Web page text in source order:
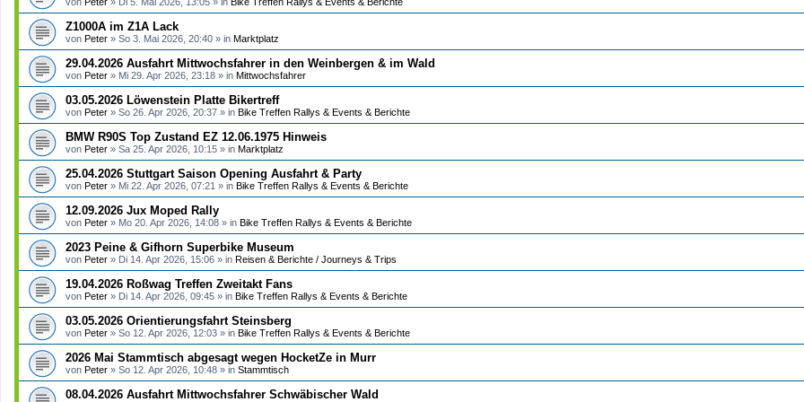
Z1000A im Z1A Lack
von Peter » So 3. Mai 2026, 20:40 » in Marktplatz
29.04.2026 Ausfahrt Mittwochsfahrer in den Weinbergen & im Wald
von Peter » Mi 29. Apr 2026, 23:18 » in Mittwochsfahrer
03.05.2026 Löwenstein Platte Bikertreff
von Peter » So 26. Apr 2026, 20:37 » in Bike Treffen Rallys & Events & Berichte
BMW R90S Top Zustand EZ 12.06.1975 Hinweis
von Peter » Sa 25. Apr 2026, 10:15 » in Marktplatz
25.04.2026 Stuttgart Saison Opening Ausfahrt & Party
von Peter » Mi 22. Apr 2026, 07:21 » in Bike Treffen Rallys & Events & Berichte
12.09.2026 Jux Moped Rally
von Peter » Mo 20. Apr 2026, 14:08 » in Bike Treffen Rallys & Events & Berichte
2023 Peine & Gifhorn Superbike Museum
von Peter » Di 14. Apr 2026, 15:06 » in Reisen & Berichte / Journeys & Trips
19.04.2026 Roßwag Treffen Zweitakt Fans
von Peter » Di 14. Apr 2026, 09:45 » in Bike Treffen Rallys & Events & Berichte
03.05.2026 Orientierungsfahrt Steinsberg
von Peter » So 12. Apr 2026, 12:03 » in Bike Treffen Rallys & Events & Berichte
2026 Mai Stammtisch abgesagt wegen HocketZe in Murr
von Peter » So 12. Apr 2026, 10:48 » in Stammtisch
08.04.2026 Ausfahrt Mittwochsfahrer Schwäbischer Wald